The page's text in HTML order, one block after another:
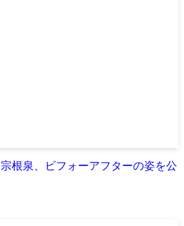
根泉、ビフォーアフターの姿を公